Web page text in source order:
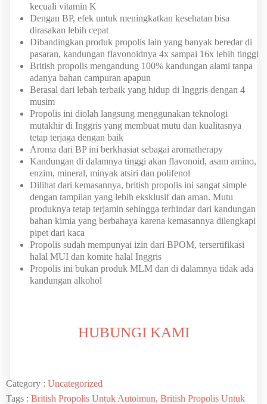
kecuali vitamin K
Dengan BP, efek untuk meningkatkan kesehatan bisa
dirasakan lebih cepat
Dibandingkan produk propolis lain yang banyak beredar di
pasaran, kandungan flavonoidnya 4x sampai 16x lebih tinggi
British propolis mengandung 100% kandungan alami tanpa
adanya bahan campuran apapun
Berasal dari lebah terbaik yang hidup di Inggris dengan 4
musim
Propolis ini diolah langsung menggunakan teknologi
mutakhir di Inggris yang membuat mutu dan kualitasnya
tetap terjaga dengan baik
Aroma dari BP ini berkhasiat sebagai aromatherapy
Kandungan di dalamnya tinggi akan flavonoid, asam amino,
enzim, mineral, minyak atsiri dan polifenol
Dilihat dari kemasannya, british propolis ini sangat simple
dengan tampilan yang lebih eksklusif dan aman. Mutu
produknya tetap terjamin sehingga terhindar dari kandungan
bahan kimia yang berbahaya karena kemasannya dilengkapi
pipet dari kaca
Propolis sudah mempunyai izin dari BPOM, tersertifikasi
halal MUI dan komite halal Inggris
Propolis ini bukan produk MLM dan di dalamnya tidak ada
kandungan alkohol
HUBUNGI KAMI
Category : Uncategorized
Tags : British Propolis Untuk Autoimun, British Propolis Untuk